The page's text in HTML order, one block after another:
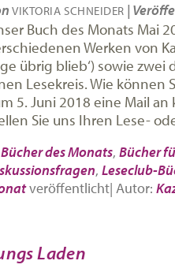
VIKTORIA SCHNEIDER |
Buch des Monats Mai
Werken von
übrig blieb‘) sowie
Lesekreis. Wie können
5. Juni 2018 eine Mail
Sie uns Ihren Lese-
Bücher des Monats, Bücher
, Leseclub-
veröffentlicht| Autor:
Laden